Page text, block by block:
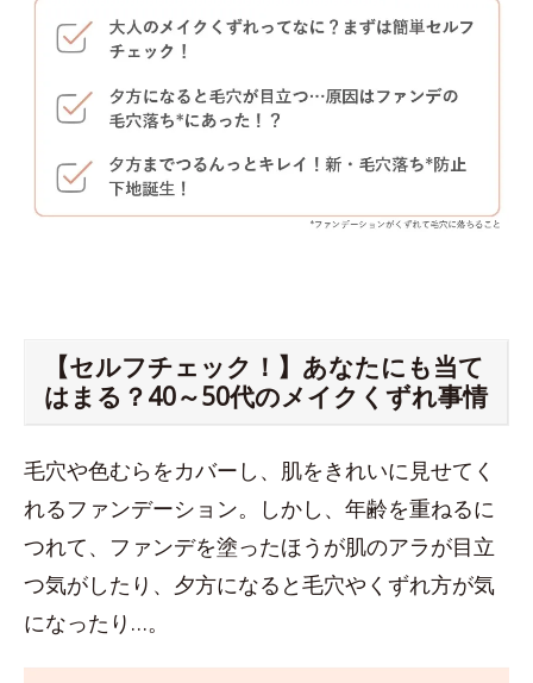
【セルフチェック！】あなたにも当て
はまる？40～50代のメイクくずれ事情
毛穴や色むらをカバーし、肌をきれいに見せてく
れるファンデーション。しかし、年齢を重ねるに
つれて、ファンデを塗ったほうが肌のアラが目立
つ気がしたり、夕方になると毛穴やくずれ方が気
になったり…。